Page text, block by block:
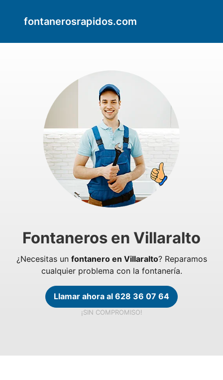
fontanerosrapidos.com
Fontaneros en Villaralto
¿Necesitas un fontanero en Villaralto? Reparamos
cualquier problema con la fontanería.
Llamar ahora al 628 36 07 64
¡SIN COMPROMISO!